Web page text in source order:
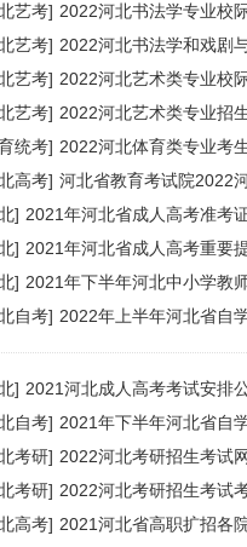
艺考] 2022河北书法学专业校
艺考] 2022河北书法学和戏剧
艺考] 2022河北艺术类专业校
艺考] 2022河北艺术类专业招
统考] 2022河北体育类专业考
高考] 河北省教育考试院2022
] 2021年河北省成人高考准考
] 2021年河北省成人高考重要
] 2021年下半年河北中小学教
自考] 2022年上半年河北省自
] 2021河北成人高考考试安排
自考] 2021年下半年河北省自
考研] 2022河北考研招生考试
考研] 2022河北考研招生考试
高考] 2021河北省高职扩招各